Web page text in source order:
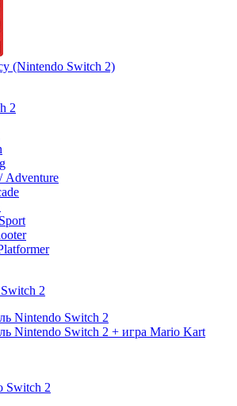
(Nintendo Switch 2)
2
Adventure
2
Nintendo Switch 2
Nintendo Switch 2 + игра Mario Kart
Switch 2